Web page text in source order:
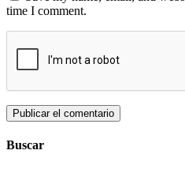
time I comment.
Buscar